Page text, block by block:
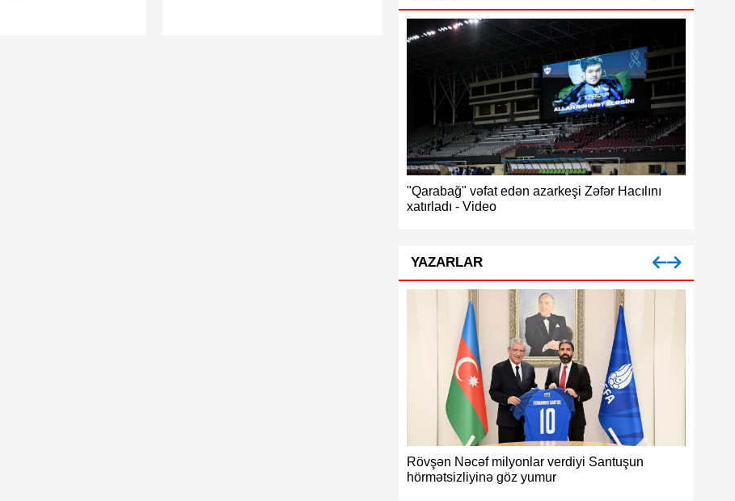
"Qarabağ" vəfat edən azarkeşi Zəfər Hacılını
xatırladı - Video
YAZARLAR
Rövşən Nəcəf milyonlar verdiyi Santuşun
hörmətsizliyinə göz yumur